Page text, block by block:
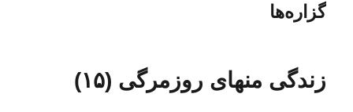
گزاره‌ها
زندگی منهای روزمرگی (۱۵)